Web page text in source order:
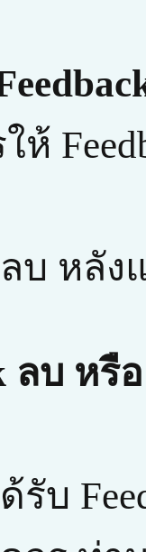
ห้
ลบ หลั
ลบ หรื
บ